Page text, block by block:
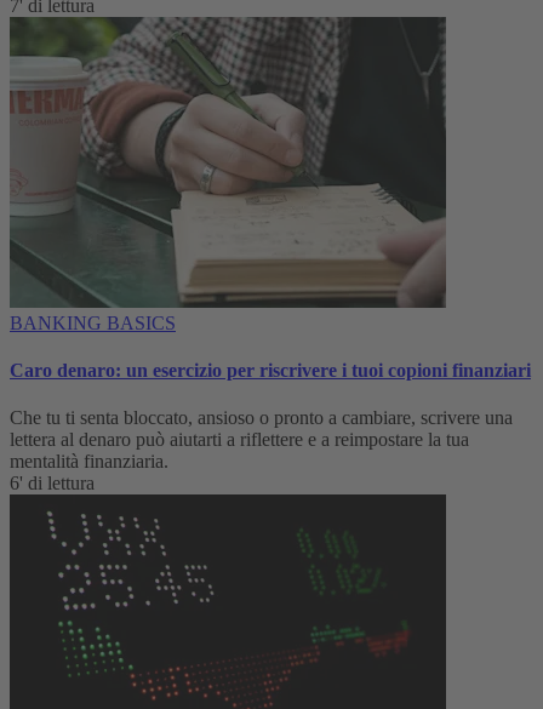
7' di lettura
BANKING BASICS
Caro denaro: un esercizio per riscrivere i tuoi copioni finanziari
Che tu ti senta bloccato, ansioso o pronto a cambiare, scrivere una
lettera al denaro può aiutarti a riflettere e a reimpostare la tua
mentalità finanziaria.
6' di lettura